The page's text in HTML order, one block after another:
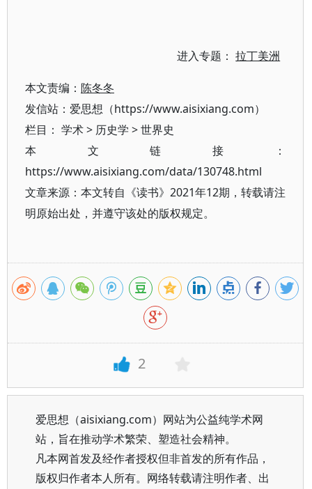
进入专题：拉丁美洲
本文责编： 陈冬冬
发信站：爱思想（https://www.aisixiang.com）
栏目： 学术> 历史学 >世界史
本文链接：
https://www.aisixiang.com/data/130748.html
文章来源：本文转自《读书》2021年12期，转载请注
明原始出处，并遵守该处的版权规定。
2
爱思想（aisixiang.com）网站为公益纯学术网
站，旨在推动学术繁荣、塑造社会精神。
凡本网首发及经作者授权但非首发的所有作品，
版权归作者本人所有。网络转载请注明作者、出